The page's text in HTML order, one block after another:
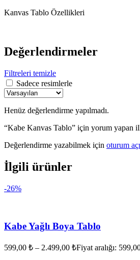
Kanvas Tablo Özellikleri
Değerlendirmeler
Filtreleri temizle
Sadece resimlerle
Henüz değerlendirme yapılmadı.
“Kabe Kanvas Tablo” için yorum yapan
Değerlendirme yazabilmek için oturum
İlgili ürünler
-26%
Kabe Yağlı Boya Tablo
599,00 ₺ – 2.499,00 ₺Fiyat aralığı: